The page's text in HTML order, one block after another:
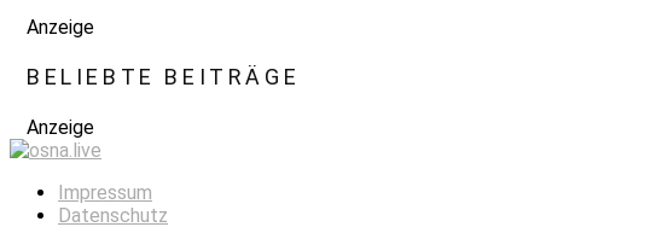
Anzeige
BELIEBTE BEITRÄGE
Anzeige
Impressum
Datenschutz